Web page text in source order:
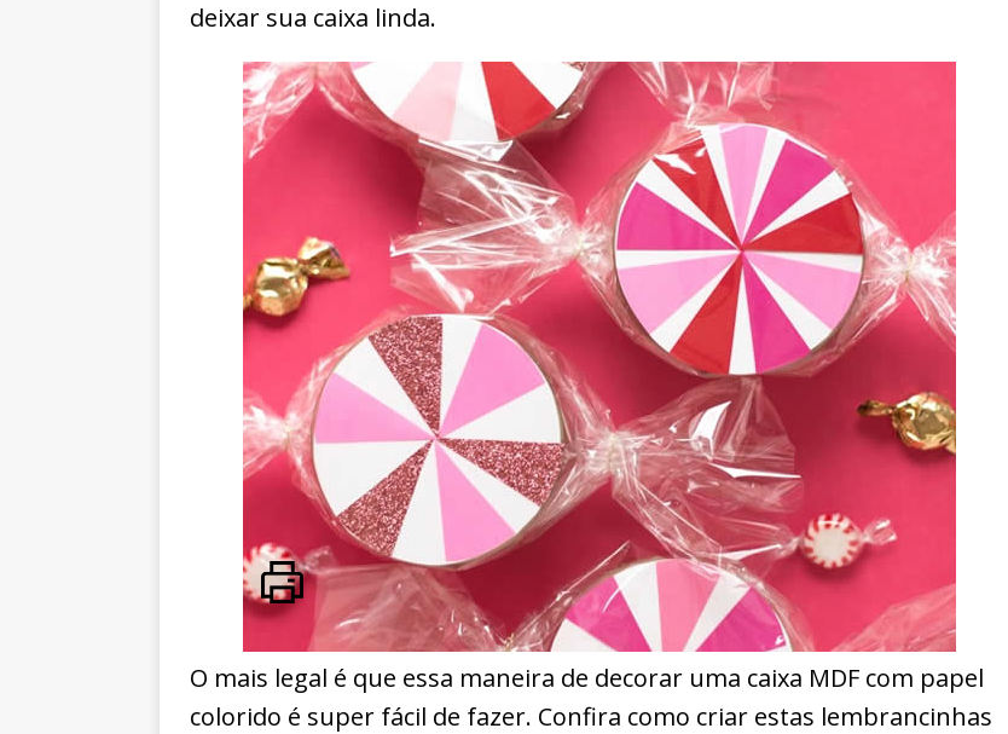
deixar sua caixa linda.
O mais legal é que essa maneira de decorar uma caixa MDF com papel
colorido é super fácil de fazer. Confira como criar estas lembrancinhas